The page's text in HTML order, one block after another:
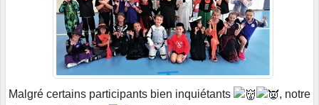
Malgré certains participants bien inquiétants
, notre